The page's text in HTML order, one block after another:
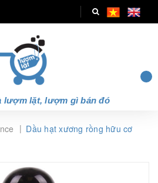
lượm lặt, lượm gì bán đó
| Dầu hạt xương rồng hữu cơ